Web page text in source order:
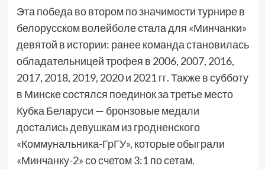
Эта победа во втором по значимости турнире в
белорусском волейболе стала для «Минчанки»
девятой в истории: ранее команда становилась
обладательницей трофея в 2006, 2007, 2016,
2017, 2018, 2019, 2020 и 2021 гг. Также в субботу
в Минске состялся поединок за третье место
Кубка Беларуси — бронзовые медали
достались девушкам из гродненского
«Коммунальника-ГрГУ», которые обыграли
«Минчанку-2» со счетом 3:1 по сетам.